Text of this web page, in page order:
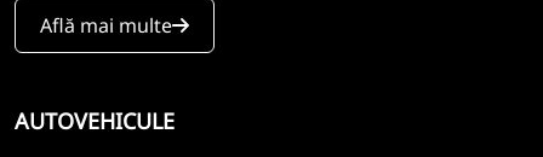
Află mai multe
AUTOVEHICULE